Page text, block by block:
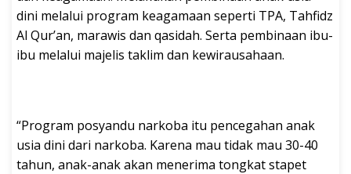
dini melalui program keagamaan seperti TPA, Tahfidz
Al Qur’an, marawis dan qasidah. Serta pembinaan ibu-
ibu melalui majelis taklim dan kewirausahaan.
“Program posyandu narkoba itu pencegahan anak
usia dini dari narkoba. Karena mau tidak mau 30-40
tahun, anak-anak akan menerima tongkat stapet